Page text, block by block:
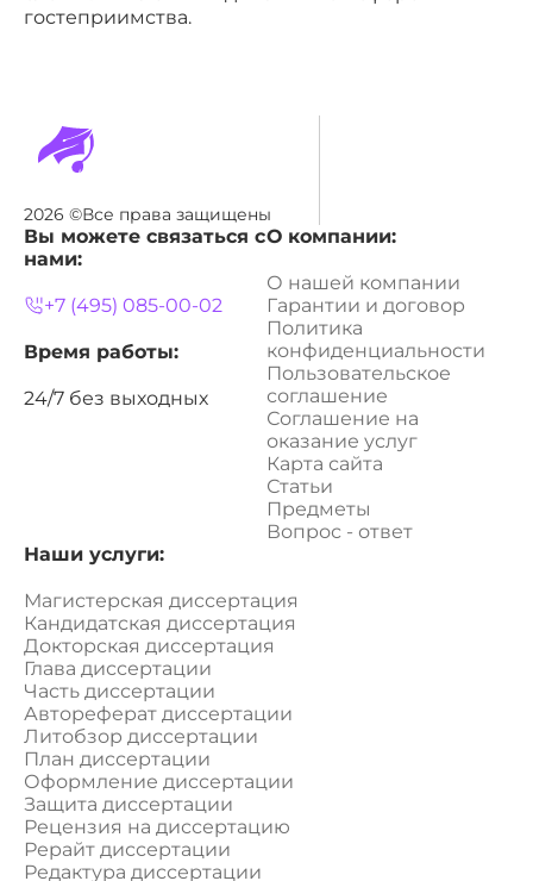
гостеприимства.
2026 ©Все права защищены
Вы можете связаться с
нами:
+7 (495) 085-00-02
Время работы:
24/7 без выходных
О компании:
О нашей компании
Гарантии и договор
Политика
конфиденциальности
Пользовательское
соглашение
Соглашение на
оказание услуг
Карта сайта
Статьи
Предметы
Вопрос - ответ
Наши услуги:
Магистерская диссертация
Кандидатская диссертация
Докторская диссертация
Глава диссертации
Часть диссертации
Автореферат диссертации
Литобзор диссертации
План диссертации
Оформление диссертации
Защита диссертации
Рецензия на диссертацию
Рерайт диссертации
Редактура диссертации